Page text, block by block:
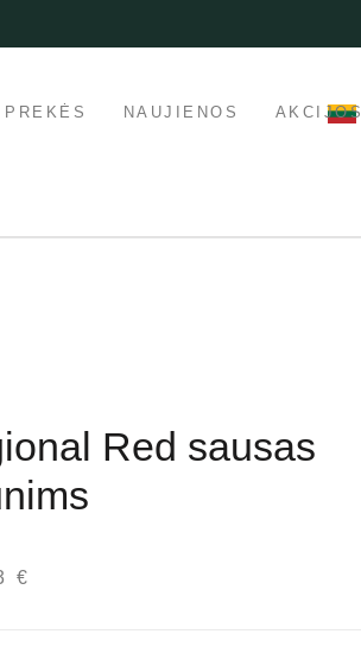
NAUJIENOS AKCIJOS
Red sausas
€